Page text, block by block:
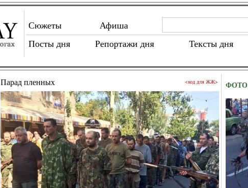
Сюжеты
Афиша
Посты дня
Репортажи дня Тексты дня
Парад пленных <код для ЖЖ> ФОТО